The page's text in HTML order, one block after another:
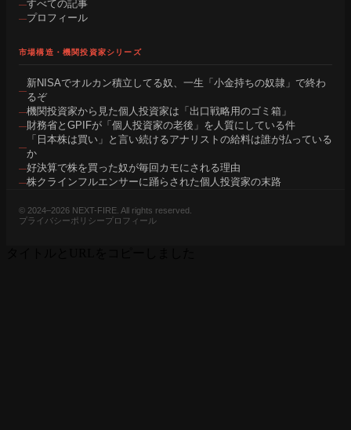
すべての記事
プロフィール
市場構造・機関投資家シリーズ
新NISAでオルカン積立してる奴、一生「小金持ちの奴隷」で終わ
るぞ
機関投資家から見た個人投資家は「出口戦略用のゴミ箱」
財務省とGPIFが「個人投資家の老後」を人質にしている件
「日本株は買い」と言い続けるアナリストの給料は誰が払っている
か
好決算で株を買った奴が毎回カモにされる理由
株クラインフルエンサーに踊らされた個人投資家の末路
© 2024–2026 NEXT-FIRE. All rights reserved.
プライバシーポリシープロフィール